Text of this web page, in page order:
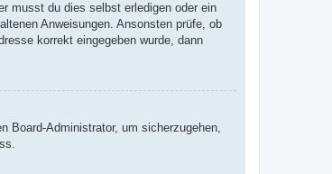
musst du dies selbst erledigen oder ein
Anweisungen. Ansonsten prüfe, ob
korrekt eingegeben wurde, dann
Board-Administrator, um sicherzugehen,